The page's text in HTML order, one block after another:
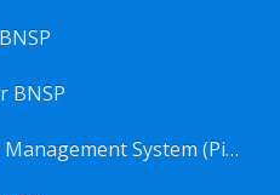
BNSP
Sertifikasi Pipeline Integrity Management System (Pims) BNSP